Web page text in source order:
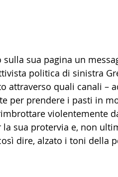
sua pagina un
politica di sinistra
attraverso quali canali –
per prendere i pasti in
violentemente
la sua protervia e, non
dire, alzato i toni della